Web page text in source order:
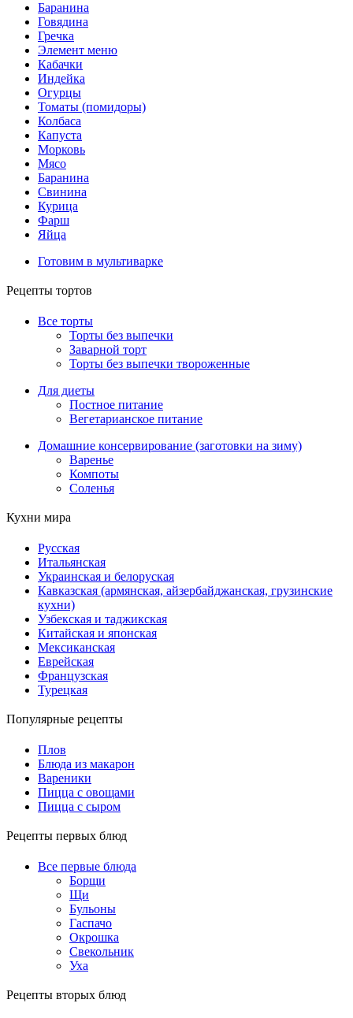
Баранина
Говядина
Гречка
Элемент меню
Кабачки
Индейка
Огурцы
Томаты (помидоры)
Колбаса
Капуста
Морковь
Мясо
Баранина
Свинина
Курица
Фарш
Яйца
Готовим в мультиварке
Рецепты тортов
Все торты
Торты без выпечки
Заварной торт
Торты без выпечки твороженные
Для диеты
Постное питание
Вегетарианское питание
Домашние консервирование (заготовки на зиму)
Варенье
Компоты
Соленья
Кухни мира
Русская
Итальянская
Украинская и белоруская
Кавказская (армянская, айзербайджанская, грузинские
кухни)
Узбекская и таджикская
Китайская и японская
Мексиканская
Еврейская
Французская
Турецкая
Популярные рецепты
Плов
Блюда из макарон
Вареники
Пицца с овощами
Пицца с сыром
Рецепты первых блюд
Все первые блюда
Борщи
Щи
Бульоны
Гаспачо
Окрошка
Свекольник
Уха
Рецепты вторых блюд